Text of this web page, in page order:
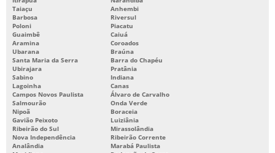
Taiaçu
Anhembi
Barbosa
Riversul
Poloni
Piacatu
Guaimbê
Caiuá
Aramina
Coroados
Ubarana
Braúna
Santa Maria da Serra
Barra do Chapéu
Ubirajara
Pratânia
Sabino
Indiana
Lagoinha
Canas
Campos Novos Paulista
Álvaro de Carvalho
Salmourão
Onda Verde
Nipoã
Boraceia
Gavião Peixoto
Luiziânia
Ribeirão do Sul
Mirassolândia
Nova Independência
Ribeirão Corrente
Analândia
Marabá Paulista